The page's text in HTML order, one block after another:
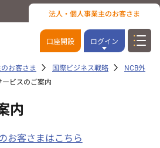
法人・個人事業主のお客さま
口座開設 ログイン
お客さま 国際ビジネス戦略
NCB外
ービスのご案内
内
お客さまはこちら